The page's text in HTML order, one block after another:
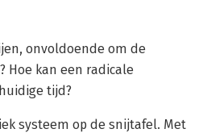
onvoldoende om de
Hoe kan een radicale
tijd?
systeem op de snijtafel. Met